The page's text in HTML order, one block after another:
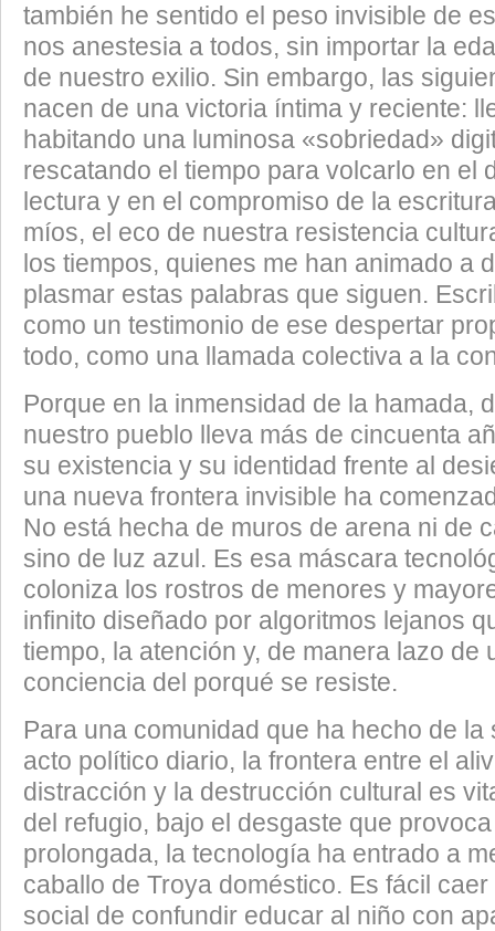
también he sentido el peso invisible de
nos anestesia a todos, sin importar la
de nuestro exilio. Sin embargo, las
nacen de una victoria íntima y reciente:
habitando una luminosa «sobriedad»
rescatando el tiempo para volcarlo en el
lectura y en el compromiso de la
míos, el eco de nuestra resistencia
los tiempos, quienes me han animado a
plasmar estas palabras que siguen.
como un testimonio de ese despertar
todo, como una llamada colectiva a la
​Porque en la inmensidad de la hamada,
nuestro pueblo lleva más de cincuenta
su existencia y su identidad frente al
una nueva frontera invisible ha
No está hecha de muros de arena ni de
sino de luz azul. Es esa máscara
coloniza los rostros de menores y
infinito diseñado por algoritmos lejanos
tiempo, la atención y, de manera lazo de
conciencia del porqué se resiste.
​Para una comunidad que ha hecho de
acto político diario, la frontera entre el
distracción y la destrucción cultural es
del refugio, bajo el desgaste que
prolongada, la tecnología ha entrado a
caballo de Troya doméstico. Es fácil
social de confundir educar al niño con